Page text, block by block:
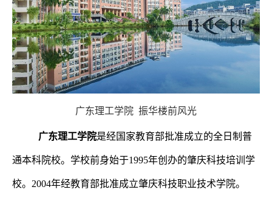
广东理工学院 振华楼前风光
广东理工学院是经国家教育部批准成立的全日制普
通本科院校。学校前身始于1995年创办的肇庆科技培训学
校。 2004年经教育部批准成立肇庆科技职业技术学院。